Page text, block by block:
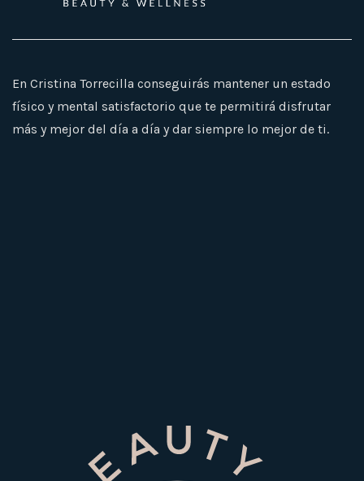
En Cristina Torrecilla conseguirás mantener un estado
físico y mental satisfactorio que te permitirá disfrutar
más y mejor del día a día y dar siempre lo mejor de ti.